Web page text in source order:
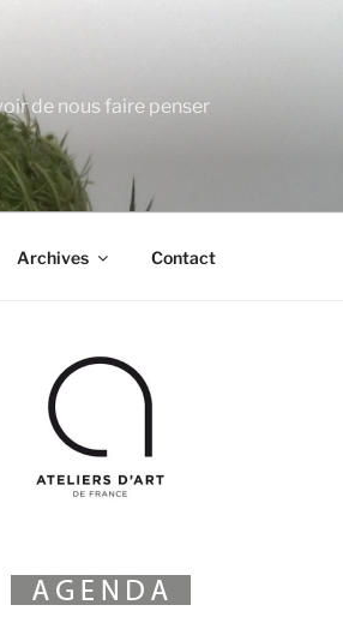
de nous faire penser
Archives Contact